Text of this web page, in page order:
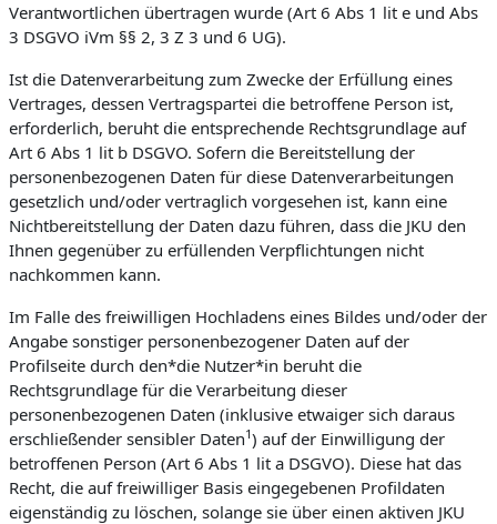
Verantwortlichen übertragen wurde (Art 6 Abs 1 lit e und Abs
3 DSGVO iVm §§ 2, 3 Z 3 und 6 UG).
Ist die Datenverarbeitung zum Zwecke der Erfüllung eines
Vertrages, dessen Vertragspartei die betroffene Person ist,
erforderlich, beruht die entsprechende Rechtsgrundlage auf
Art 6 Abs 1 lit b DSGVO. Sofern die Bereitstellung der
personenbezogenen Daten für diese Datenverarbeitungen
gesetzlich und/oder vertraglich vorgesehen ist, kann eine
Nichtbereitstellung der Daten dazu führen, dass die JKU den
Ihnen gegenüber zu erfüllenden Verpflichtungen nicht
nachkommen kann.
Im Falle des freiwilligen Hochladens eines Bildes und/oder der
Angabe sonstiger personenbezogener Daten auf der
Profilseite durch den*die Nutzer*in beruht die
Rechtsgrundlage für die Verarbeitung dieser
personenbezogenen Daten (inklusive etwaiger sich daraus
erschließender sensibler Daten1) auf der Einwilligung der
betroffenen Person (Art 6 Abs 1 lit a DSGVO). Diese hat das
Recht, die auf freiwilliger Basis eingegebenen Profildaten
eigenständig zu löschen, solange sie über einen aktiven JKU